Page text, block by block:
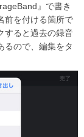
』で書き
前を付ける箇所で
すると過去の録音
るので、編集をタ